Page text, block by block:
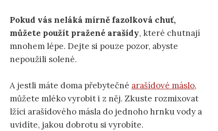
Pokud vás neláká mírně fazolková chuť,
můžete použít pražené arašídy, které chutnají
mnohem lépe. Dejte si pouze pozor, abyste
nepoužili solené.
A jestli máte doma přebytečné arašídové máslo,
můžete mléko vyrobit i z něj. Zkuste rozmixovat
lžíci arašídového másla do jednoho hrnku vody a
uvidíte, jakou dobrotu si vyrobíte.